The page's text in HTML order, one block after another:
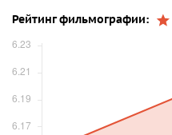
Рейтинг фильмографии: